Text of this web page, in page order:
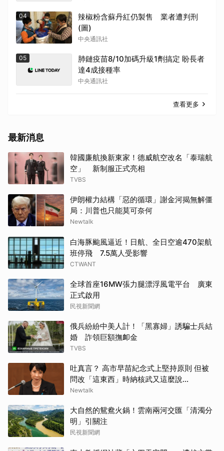
04
辣椒粉含蘇丹紅仍製售 業者遭判刑
(圖)
中央通訊社
05
肺鏈疫苗8/10加碼升級1劑搞定 盼長者
達4成接種率
中央通訊社
查看更多
最新消息
韓國廉航換新東家！德威航空改名「泰瑞航
空」 新制服正式亮相
TVBS
伊朗權力結構「惡的循環」謝金河揭無解僵
局：川普也只能莫可奈何
Newtalk
白海豚颱風逼近！日航、全日空逾470架航
班停飛 7.5萬人受影響
CTWANT
全球首座16MW張力腿漂浮風電平台 廣東
正式啟用
民視新聞網
俄兵紛紛中美人計！「黑寡婦」誘騙士兵結
婚 詐領巨額撫卹金
TVBS
吐真言？ 高市早苗紀念式上堅持原則 但被
問改「這東西」時納核武又這麼說...
Newtalk
大自然的鴛鴦火鍋！雲南兩河交匯「清濁分
明」引關注
民視新聞網